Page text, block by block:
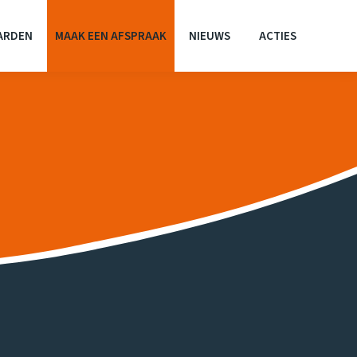
MAAK EEN AFSPRAAK NIEUWS ACTIES